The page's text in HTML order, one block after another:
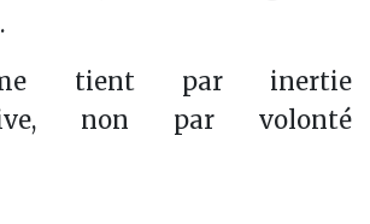
tient par inertie
non par volonté